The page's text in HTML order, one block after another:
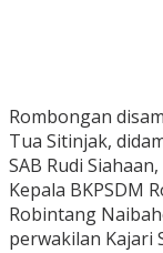
Rombongan
Tua Sitinjak,
SAB Rudi
Kepala BKPSDM
Robintang
perwakilan Kajari